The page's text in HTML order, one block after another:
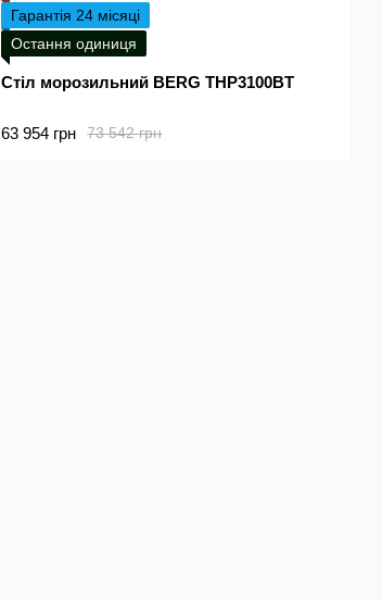
Гарантія 24 місяці
Остання одиниця
Стіл морозильний BERG THP3100BT
73 542 грн
63 954 грн